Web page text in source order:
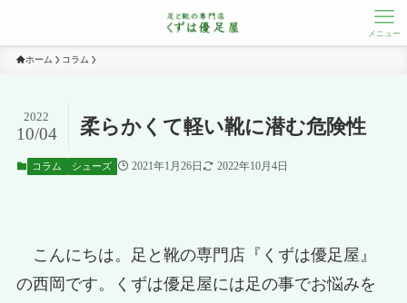
メニュー
ホーム コラム
柔らかくて軽い靴に潜む危険性
2022
10/04
コラム シューズ 2021年1月26日 2022年10月4日
こんにちは。足と靴の専門店『くずは優足屋』
の西岡です。くずは優足屋には足の事でお悩みを